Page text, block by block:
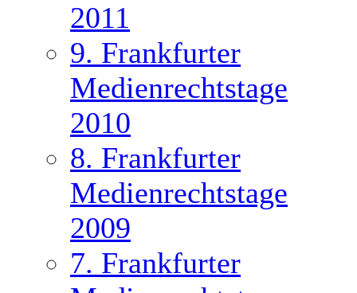
2011
9. Frankfurter
Medienrechtstage
2010
8. Frankfurter
Medienrechtstage
2009
7. Frankfurter